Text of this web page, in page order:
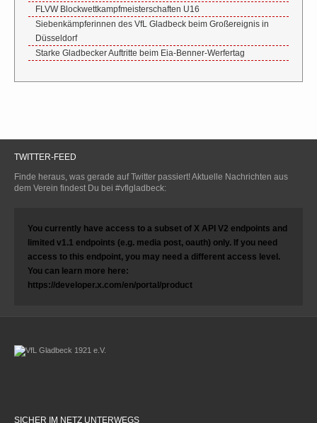
FLVW Blockwettkampfmeisterschaften U16
Siebenkämpferinnen des VfL Gladbeck beim Großereignis in
Düsseldorf
Starke Gladbecker Auftritte beim Eia-Benner-Werfertag
TWITTER-FEED
Finde heraus, was gerade auf Twitter passiert! Aktuelle Nachrichten aus
dem Verein findest Du bei #vflgladbeck:
You currently have access to a subset of X API V2 endpoints and
limited v1.1 endpoints (e.g. media post, oauth) only. If you need
access to this endpoint, you may need a different access level.
You can learn more here:
https://developer.x.com/en/portal/product
SICHER IM NETZ UNTERWEGS